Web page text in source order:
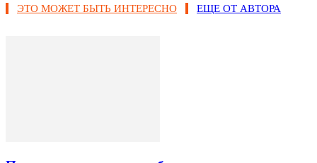
ЭТО МОЖЕТ БЫТЬ ИНТЕРЕСНО ЕЩЕ ОТ АВТОРА